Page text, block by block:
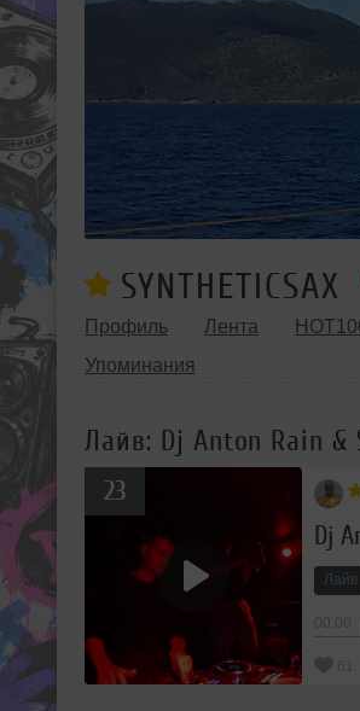
SYNTHETICSAX
Профиль Лента
Упоминания
Лайв: Dj Anton Rain
23
Dj
Лайв
61